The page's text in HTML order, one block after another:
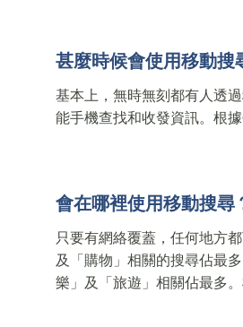
甚麼時候會使用移動搜
基本上，無時無刻都有人透
能手機查找和收發資訊。根
會在哪裡使用移動搜尋
只要有網絡覆蓋，任何地方
及「購物」相關的搜尋佔最
樂」及「旅遊」相關佔最多